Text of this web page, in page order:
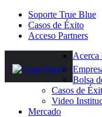
Soporte True Blue
Casos de Éxito
Acceso Partners
Acerca
Bolsa
Casos de
Video
Mercado